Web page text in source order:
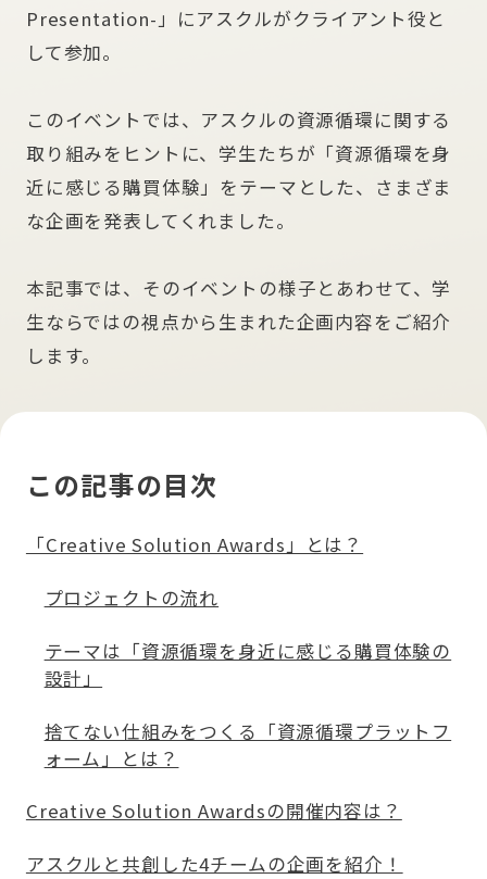
Presentation-」にアスクルがクライアント役と
して参加。
このイベントでは、アスクルの資源循環に関する
取り組みをヒントに、学生たちが「資源循環を身
近に感じる購買体験」をテーマとした、さまざま
な企画を発表してくれました。
本記事では、そのイベントの様子とあわせて、学
生ならではの視点から生まれた企画内容をご紹介
します。
この記事の目次
「Creative Solution Awards」とは？
プロジェクトの流れ
テーマは「資源循環を身近に感じる購買体験の
設計」
捨てない仕組みをつくる「資源循環プラットフ
ォーム」とは？
Creative Solution Awardsの開催内容は？
アスクルと共創した4チームの企画を紹介！